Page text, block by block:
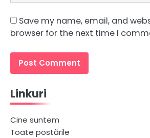
Save my name, email, and
browser for the next time I
Linkuri
Cine suntem
Toate postările